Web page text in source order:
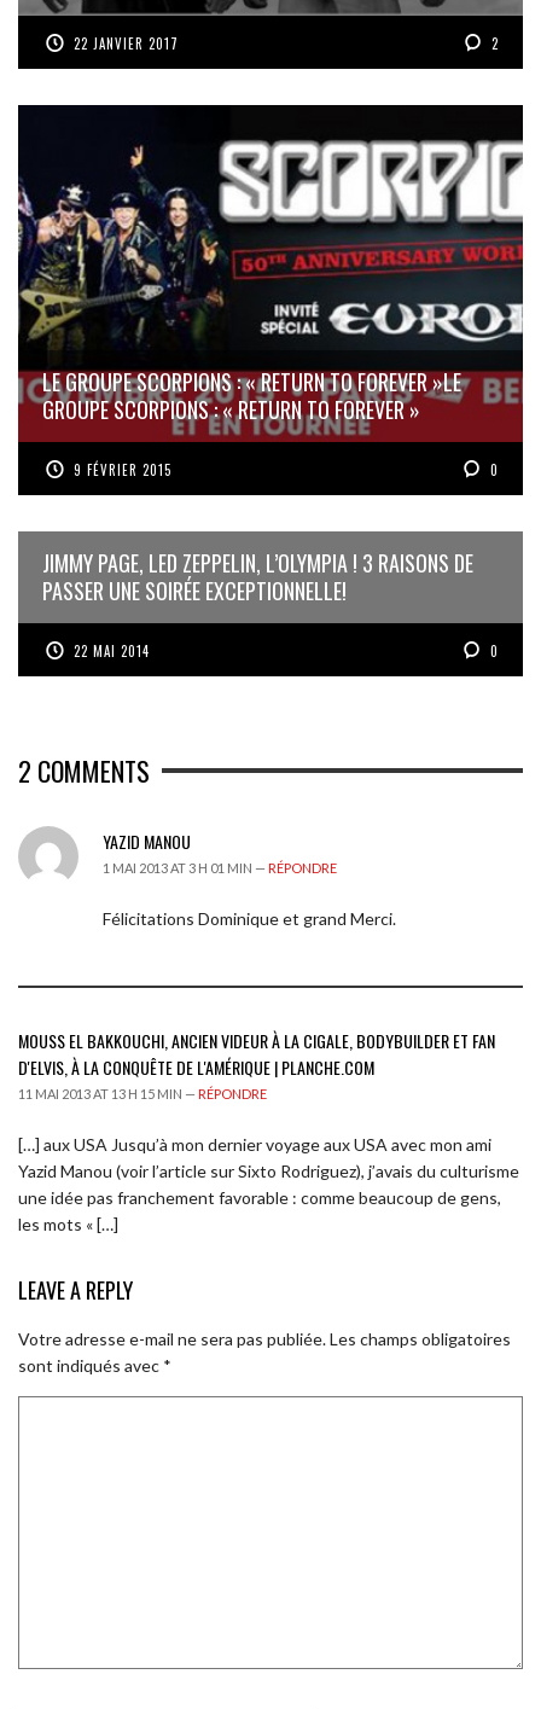
22 JANVIER 2017 2
LE GROUPE SCORPIONS : « RETURN TO FOREVER »LE
GROUPE SCORPIONS : « RETURN TO FOREVER »
9 FÉVRIER 2015 0
JIMMY PAGE, LED ZEPPELIN, L’OLYMPIA ! 3 RAISONS DE
PASSER UNE SOIRÉE EXCEPTIONNELLE!
22 MAI 2014 0
2 COMMENTS
YAZID MANOU
1 MAI 2013 AT 3 H 01 MIN — RÉPONDRE
Félicitations Dominique et grand Merci.
MOUSS EL BAKKOUCHI, ANCIEN VIDEUR À LA CIGALE, BODYBUILDER ET FAN
D'ELVIS, À LA CONQUÊTE DE L'AMÉRIQUE | PLANCHE.COM
11 MAI 2013 AT 13 H 15 MIN — RÉPONDRE
[…] aux USA Jusqu’à mon dernier voyage aux USA avec mon ami
Yazid Manou (voir l’article sur Sixto Rodriguez), j’avais du culturisme
une idée pas franchement favorable : comme beaucoup de gens,
les mots « […]
LEAVE A REPLY
Votre adresse e-mail ne sera pas publiée.Les champs obligatoires
sont indiqués avec *